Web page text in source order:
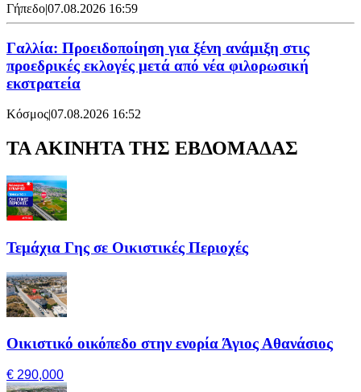
Γήπεδο|07.08.2026 16:59
Γαλλία: Προειδοποίηση για ξένη ανάμιξη στις
προεδρικές εκλογές μετά από νέα φιλορωσική
εκστρατεία
Κόσμος|07.08.2026 16:52
ΤΑ ΑΚΙΝΗΤΑ ΤΗΣ ΕΒΔΟΜΑΔΑΣ
Τεμάχια Γης σε Οικιστικές Περιοχές
Οικιστικό οικόπεδο στην ενορία Άγιος Αθανάσιος
€ 290,000